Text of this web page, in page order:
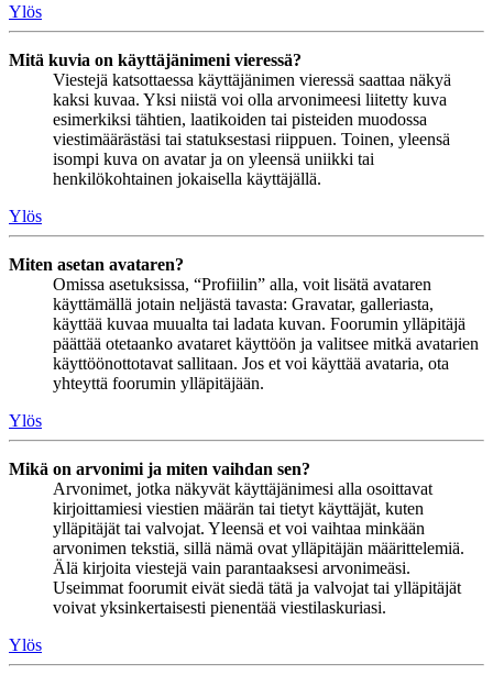
Ylös
Mitä kuvia on käyttäjänimeni vieressä?
Viestejä katsottaessa käyttäjänimen vieressä saattaa näkyä
kaksi kuvaa. Yksi niistä voi olla arvonimeesi liitetty kuva
esimerkiksi tähtien, laatikoiden tai pisteiden muodossa
viestimäärästäsi tai statuksestasi riippuen. Toinen, yleensä
isompi kuva on avatar ja on yleensä uniikki tai
henkilökohtainen jokaisella käyttäjällä.
Ylös
Miten asetan avataren?
Omissa asetuksissa, “Profiilin” alla, voit lisätä avataren
käyttämällä jotain neljästä tavasta: Gravatar, galleriasta,
käyttää kuvaa muualta tai ladata kuvan. Foorumin ylläpitäjä
päättää otetaanko avataret käyttöön ja valitsee mitkä avatarien
käyttöönottotavat sallitaan. Jos et voi käyttää avataria, ota
yhteyttä foorumin ylläpitäjään.
Ylös
Mikä on arvonimi ja miten vaihdan sen?
Arvonimet, jotka näkyvät käyttäjänimesi alla osoittavat
kirjoittamiesi viestien määrän tai tietyt käyttäjät, kuten
ylläpitäjät tai valvojat. Yleensä et voi vaihtaa minkään
arvonimen tekstiä, sillä nämä ovat ylläpitäjän määrittelemiä.
Älä kirjoita viestejä vain parantaaksesi arvonimeäsi.
Useimmat foorumit eivät siedä tätä ja valvojat tai ylläpitäjät
voivat yksinkertaisesti pienentää viestilaskuriasi.
Ylös